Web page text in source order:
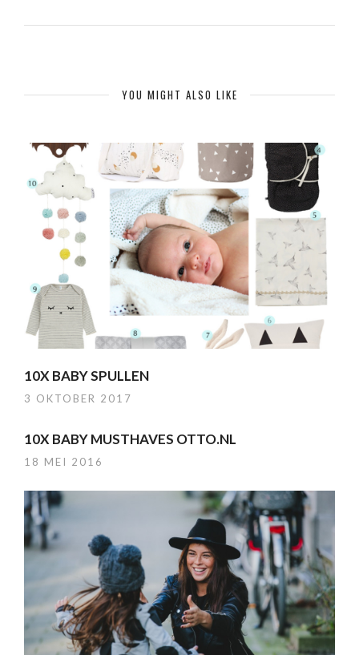
YOU MIGHT ALSO LIKE
10X BABY SPULLEN
3 OKTOBER 2017
10X BABY MUSTHAVES OTTO.NL
18 MEI 2016